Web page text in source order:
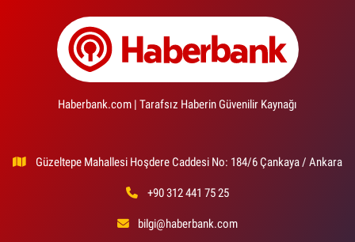
Haberbank.com | Tarafsız Haberin Güvenilir Kaynağı
Güzeltepe Mahallesi Hoşdere Caddesi No: 184/6 Çankaya / Ankara
+90 312 441 75 25
bilgi@haberbank.com